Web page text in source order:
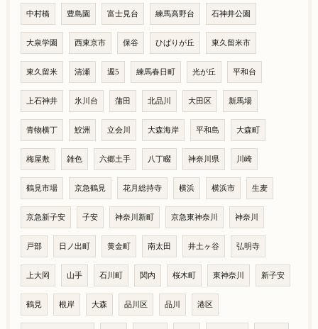
中村橋 豊島園 富士見台 練馬高野台 石神井公園
大泉学園 西東京市 保谷 ひばりが丘 東久留米市
東久留米 清瀬 週5 練馬春日町 光が丘 平和台
上石神井 氷川台 蒲田 北品川 大田区 新馬場
青物横丁 鮫洲 立会川 大森海岸 平和島 大森町
梅屋敷 雑色 六郷土手 八丁畷 神奈川県 川崎
鶴見市場 京急鶴見 花月総持寺 横浜 横浜市 生麦
京急新子安 子安 神奈川新町 京急東神奈川 神奈川
戸部 日ノ出町 黄金町 南太田 井土ヶ谷 弘明寺
上大岡 山手 石川町 関内 桜木町 東神奈川 新子安
鶴見 根岸 大森 品川区 品川 港区